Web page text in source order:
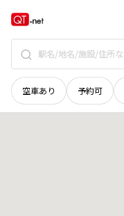
空車あり 予約可
茨城県